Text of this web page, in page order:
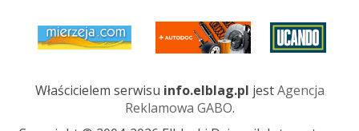
Właścicielem serwisu info.elblag.pl jestAgencja
Reklamowa GABO.